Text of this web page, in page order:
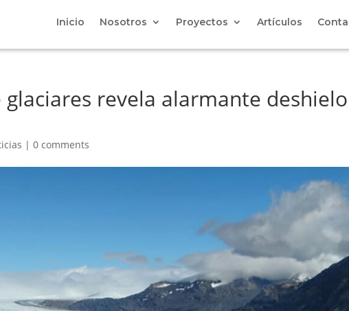
Inicio Nosotros Proyectos Artículos
revela alarmante deshielo
|0 comments